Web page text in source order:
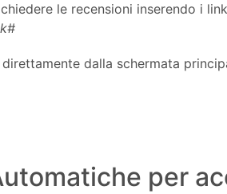
le recensioni inserendo i
dalla schermata
per